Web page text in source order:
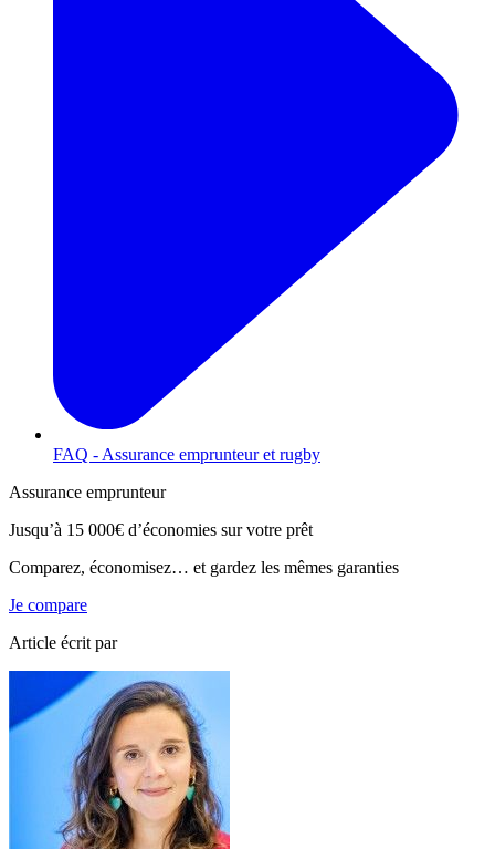
FAQ - Assurance emprunteur et rugby
Assurance emprunteur
Jusqu’à 15 000€ d’économies sur votre prêt
Comparez, économisez… et gardez les mêmes garanties
Je compare
Article écrit par